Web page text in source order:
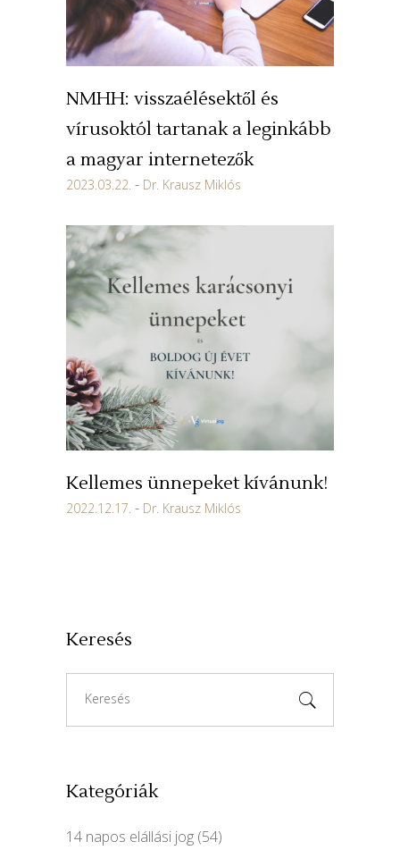
NMHH: visszaélésektől és
vírusoktól tartanak a leginkább
a magyar internetezők
2023.03.22. Dr. Krausz Miklós
Kellemes ünnepeket kívánunk!
2022.12.17. Dr. Krausz Miklós
Keresés
for:
Kategóriák
14 napos elállási jog (54)